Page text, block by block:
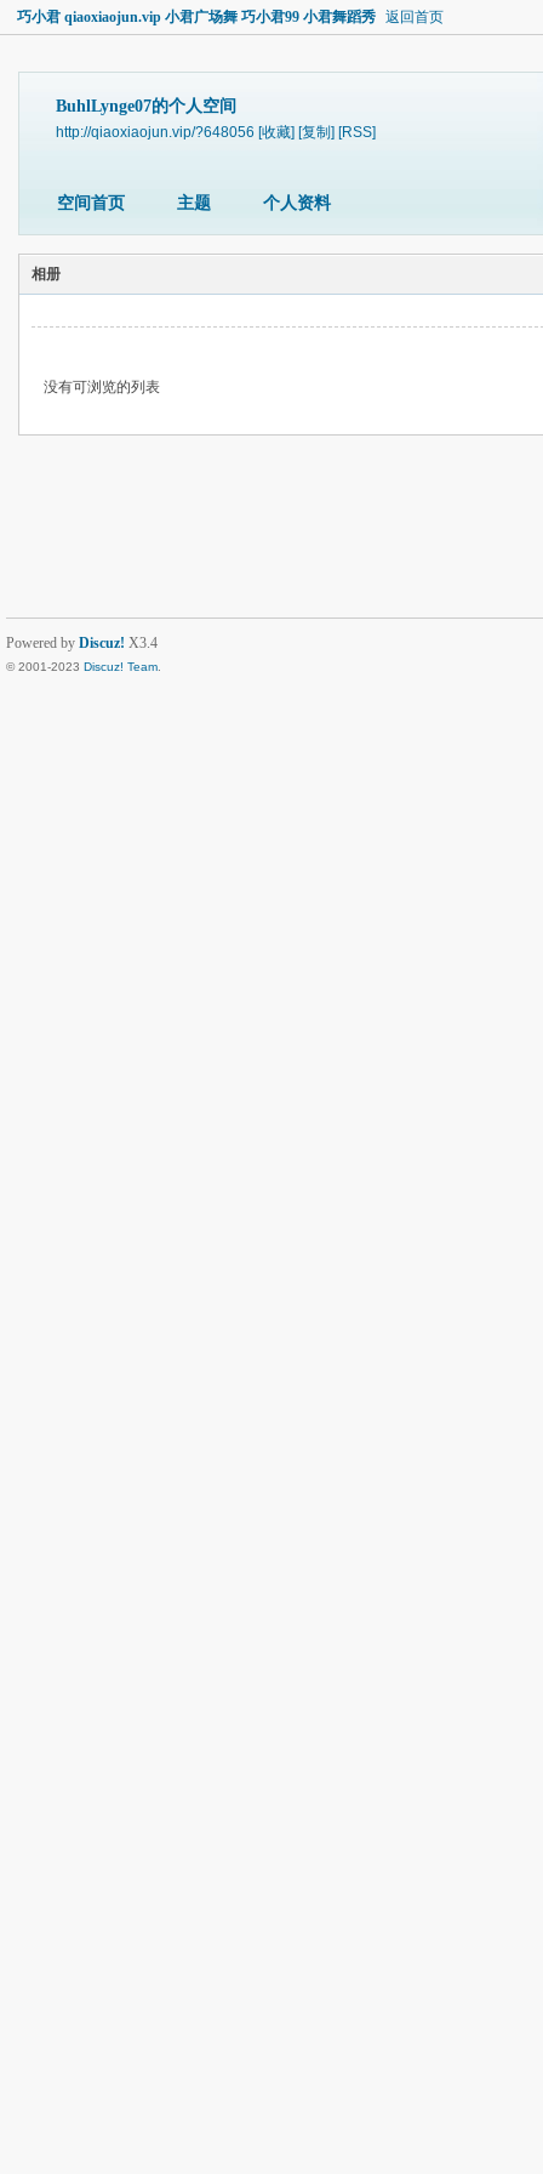
巧小君 qiaoxiaojun.vip 小君广场舞 巧小君99 小君舞蹈秀 返回首页
BuhlLynge07的个人空间
http://qiaoxiaojun.vip/?648056 [收藏] [复制] [RSS]
空间首页 主题 个人资料
相册
没有可浏览的列表
Powered by Discuz! X3.4
© 2001-2023 Discuz! Team